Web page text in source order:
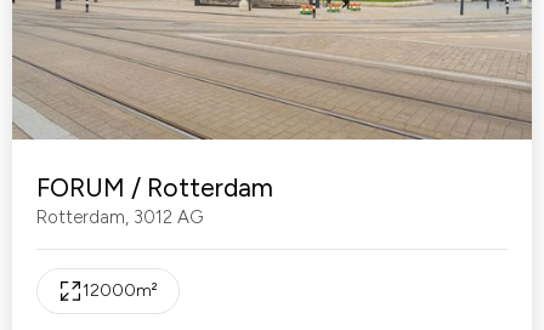
FORUM / Rotterdam
Rotterdam, 3012 AG
12000m²